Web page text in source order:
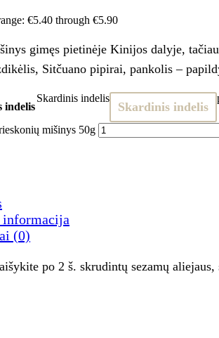
€5.40 through €5.90
gimęs pietinėje Kinijos dalyje,
Sitčuano pipirai, pankolis –
indelis
Skardinis indelis
Skardinis indelis
mišinys 50g
informacija
(0)
po 2 š. skrudintų sezamų